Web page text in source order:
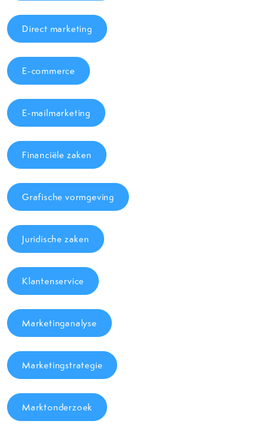
Direct marketing
E-commerce
E-mailmarketing
Financiële zaken
Grafische vormgeving
Juridische zaken
Klantenservice
Marketinganalyse
Marketingstrategie
Marktonderzoek